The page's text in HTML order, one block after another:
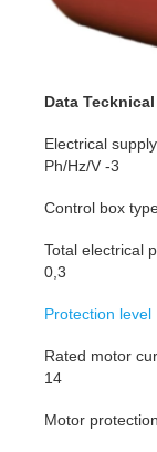
Data
Electrical
Ph/Hz/V -3
Control box
Total electrical
0,3
Protection
Rated motor
14
Motor